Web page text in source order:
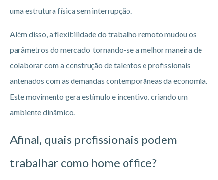
uma estrutura física sem interrupção.
Além disso, a flexibilidade do trabalho remoto mudou os
parâmetros do mercado, tornando-se a melhor maneira de
colaborar com a construção de talentos e profissionais
antenados com as demandas contemporâneas da economia.
Este movimento gera estímulo e incentivo, criando um
ambiente dinâmico.
Afinal, quais profissionais podem
trabalhar como home office?